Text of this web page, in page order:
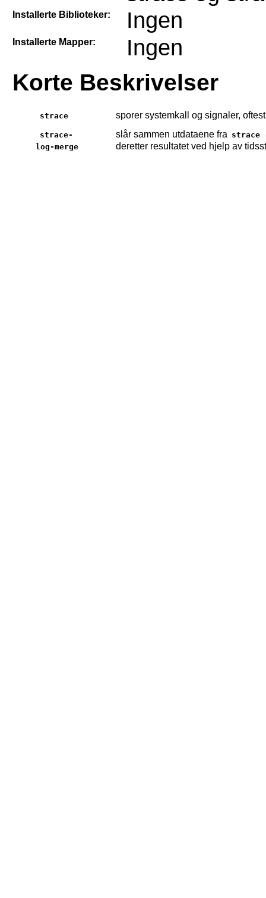
Installerte Biblioteker: Ingen
Installerte Mapper: Ingen
Korte Beskrivelser
strace sporer systemkall og signaler,
strace-
log-merge
slår sammen utdataene fra
deretter resultatet ved hjelp av